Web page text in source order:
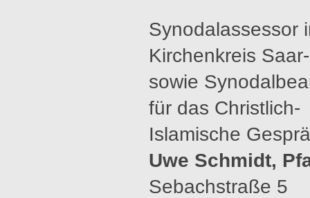
Synodalassessor
Kirchenkreis
sowie
für das Christlich-
Islamische
Uwe Schmidt,
Sebachstraße 5